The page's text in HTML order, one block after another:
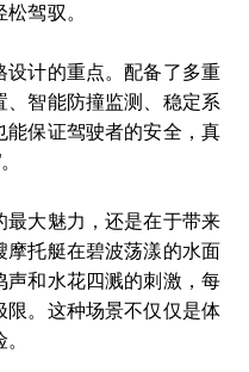
驾驭。
设计的重点。配备了多重
智能防撞监测、稳定系
能保证驾驶者的安全，真
最大魅力，还是在于带来
摩托艇在碧波荡漾的水面
声和水花四溅的刺激，每
限。这种场景不仅仅是体